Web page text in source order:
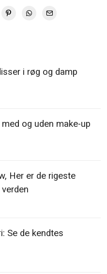
i røg og damp
og uden make-up
Her er de rigeste
Se de kendtes